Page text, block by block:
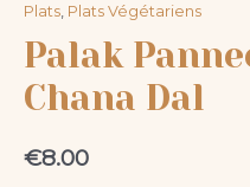
Plats Plats Végétariens
Palak
Chana Dal
€8.00